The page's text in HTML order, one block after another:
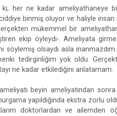
her ne kadar ameliyathaneye
binmiş oluyor ve haliyle
mükemmel bir
ekip öyleydi-. Ameliyata
söylemiş olsaydı asla
tedirginliğim yok oldu.
ne kadar etkilediğini anlatamam.
beyin ameliyatından
yapıldığında ekstra zorlu
doktorlardan ve ailemden